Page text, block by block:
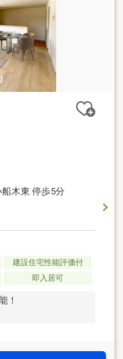
木東 停歩5分
建設住宅性能評価付
即入居可
！